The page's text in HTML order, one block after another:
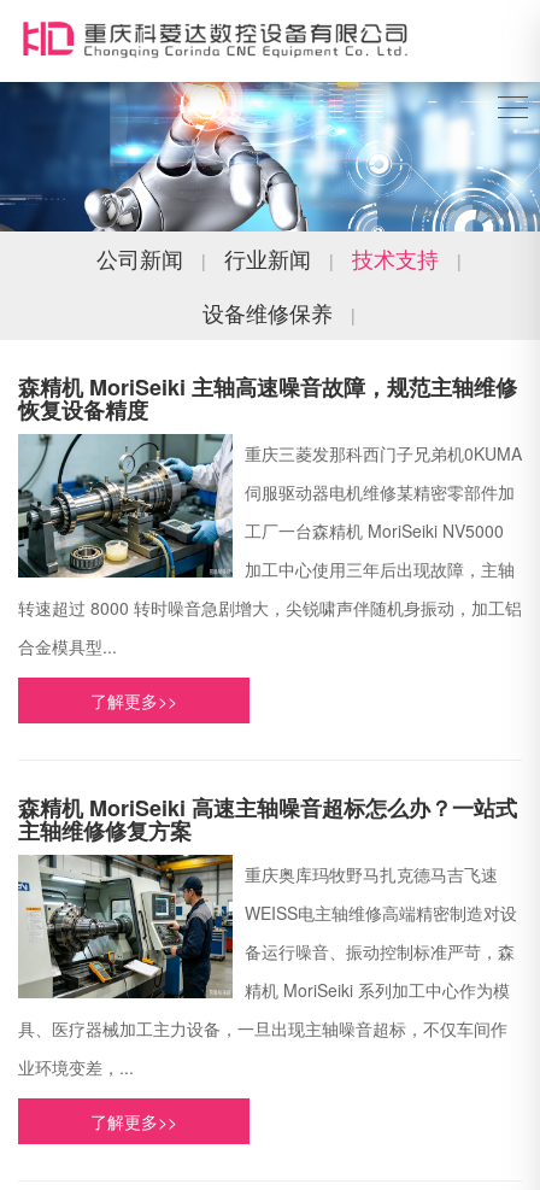
公司新闻 | 行业新闻 | 技术支持 |
设备维修保养 |
森精机 MoriSeiki 主轴高速噪音故障，规范主轴维修
恢复设备精度
重庆三菱发那科西门子兄弟机0KUMA
伺服驱动器电机维修某精密零部件加
工厂一台森精机 MoriSeiki NV5000
加工中心使用三年后出现故障，主轴
转速超过 8000 转时噪音急剧增大，尖锐啸声伴随机身振动，加工铝
合金模具型...
了解更多>>
森精机 MoriSeiki 高速主轴噪音超标怎么办？一站式
主轴维修修复方案
重庆奥库玛牧野马扎克德马吉飞速
WEISS电主轴维修高端精密制造对设
备运行噪音、振动控制标准严苛，森
精机 MoriSeiki 系列加工中心作为模
具、医疗器械加工主力设备，一旦出现主轴噪音超标，不仅车间作
业环境变差，...
了解更多>>